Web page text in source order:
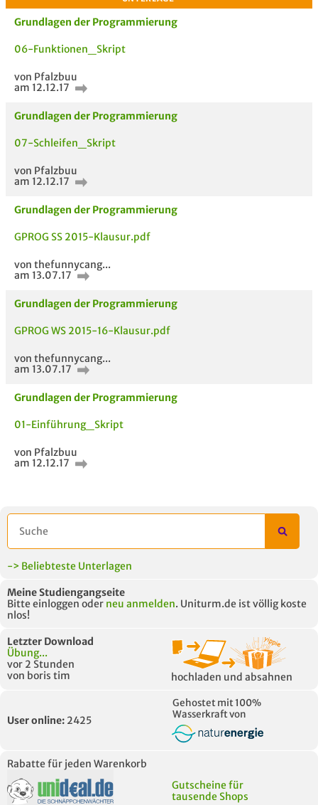
UNTERLAGE
Grundlagen der Programmierung
06-Funktionen_Skript
von Pfalzbuu
am 12.12.17
Grundlagen der Programmierung
07-Schleifen_Skript
von Pfalzbuu
am 12.12.17
Grundlagen der Programmierung
GPROG SS 2015-Klausur.pdf
von thefunnycang...
am 13.07.17
Grundlagen der Programmierung
GPROG WS 2015-16-Klausur.pdf
von thefunnycang...
am 13.07.17
Grundlagen der Programmierung
01-Einführung_Skript
von Pfalzbuu
am 12.12.17
-> Beliebteste Unterlagen
Meine Studiengangseite
Bitte einloggen oder neu anmelden. Uniturm.de ist völlig koste
nlos!
Letzter Download
Übung...
vor 2 Stunden
von boris tim
hochladen und absahnen
User online: 2425
Gehostet mit 100%
Wasserkraft von
Rabatte für jeden Warenkorb
Gutscheine für
tausende Shops